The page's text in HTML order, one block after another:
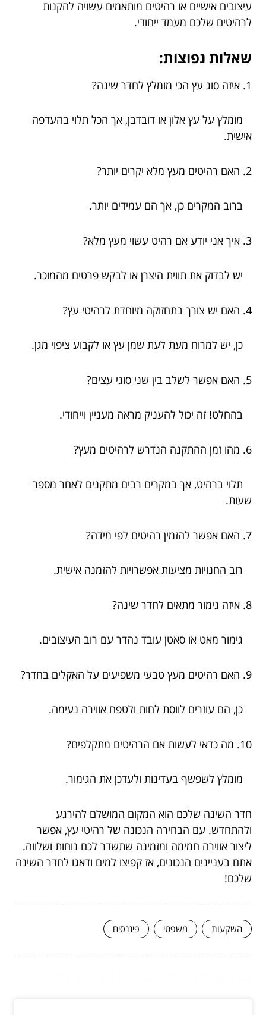
עיצובים אישיים או רהיטים מותאמים עשויה להקנות
לרהיטים שלכם מעמד ייחודי.
שאלות נפוצות:
1. איזה סוג עץ הכי מומלץ לחדר שינה?
מומלץ על עץ אלון או דובדבן, אך הכל תלוי בהעדפה
אישית.
2. האם רהיטים מעץ מלא יקרים יותר?
ברוב המקרים כן, אך הם עמידים יותר.
3. איך אני יודע אם רהיט עשוי מעץ מלא?
יש לבדוק את תווית היצרן או לבקש פרטים מהמוכר.
4. האם יש צורך בתחזוקה מיוחדת לרהיטי עץ?
כן, יש למרוח מעת לעת שמן עץ או לקבוע ציפוי מגן.
5. האם אפשר לשלב בין שני סוגי עצים?
בהחלט! זה יכול להעניק מראה מעניין וייחודי.
6. מהו זמן ההתקנה הנדרש לרהיטים מעץ?
תלוי ברהיט, אך במקרים רבים מתקנים לאחר מספר
שעות.
7. האם אפשר להזמין רהיטים לפי מידה?
רוב החנויות מציעות אפשרויות להזמנה אישית.
8. איזה גימור מתאים לחדר שינה?
גימור מאט או סאטן עובד נהדר עם רוב העיצובים.
9. האם רהיטים מעץ טבעי משפיעים על האקלים בחדר?
כן, הם עוזרים לווסת לחות ולטפח אווירה נעימה.
10. מה כדאי לעשות אם הרהיטים מתקלפים?
מומלץ לשפשף בעדינות ולעדכן את הגימור.
חדר השינה שלכם הוא המקום המושלם להירגע
ולהתחדש. עם הבחירה הנכונה של רהיטי עץ, אפשר
ליצור אווירה חמימה ומזמינה שתשדר לכם נוחות ושלווה.
אתם בעניינים הנכונים, אז קפיצו למים ודאגו לחדר השינה
שלכם!
השקעות משפטי פיננסים